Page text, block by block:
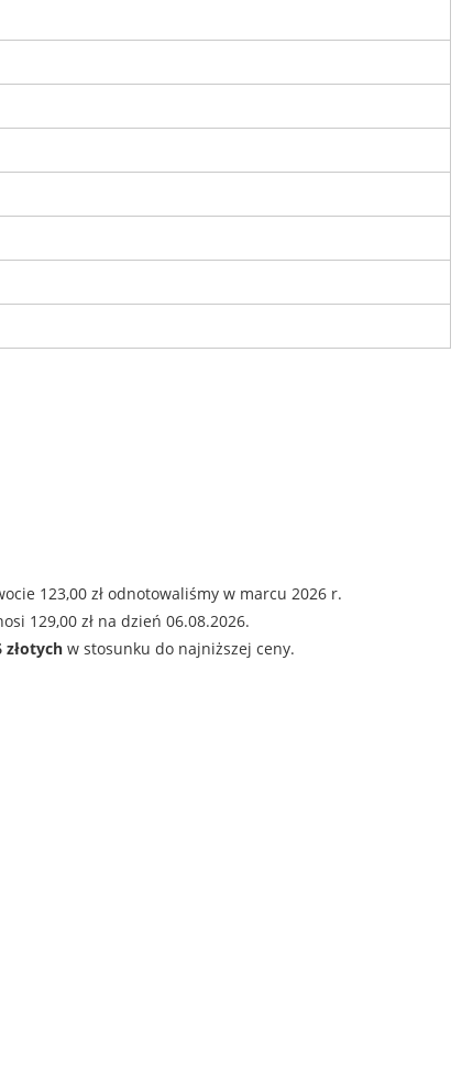
123,00 zł odnotowaliśmy w marcu 2026 r.
129,00 zł na dzień 06.08.2026.
złotych w stosunku do najniższej ceny.